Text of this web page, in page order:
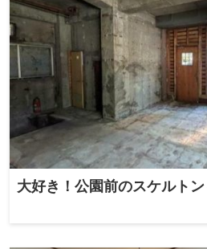
大好き！公園前のスケルト